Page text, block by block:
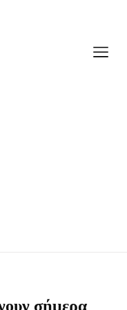
σήμερα